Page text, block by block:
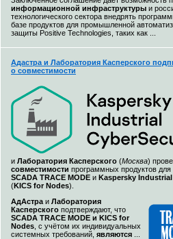
информационной инфраструктуры и
технологического сектора внедрять
базе продуктов для промышленной
защиты Positive Technologies, таких как ...
Адастра и Лаборатория Касперского
о совместимости
и Лаборатория Касперского (Москва)
совместимости программных продуктов
SCADA TRACE MODE и Kaspersky
(KICS for Nodes).
АдАстра и Лаборатория
Касперского подтверждают, что
SCADA TRACE MODE и KICS for
Nodes , с учётом их индивидуальных
системных требований, являются